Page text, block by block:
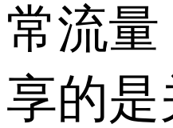
常流
享的